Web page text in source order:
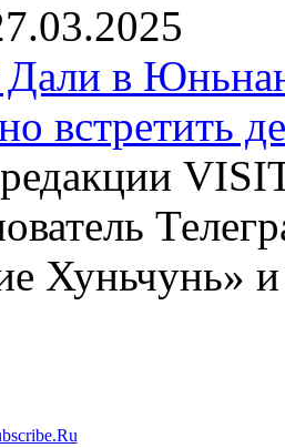
в
встретить
Хуньчунь»